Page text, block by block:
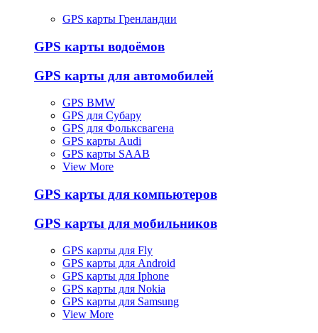
GPS карты Гренландии
GPS карты водоёмов
GPS карты для автомобилей
GPS BMW
GPS для Субару
GPS для Фольксвагена
GPS карты Audi
GPS карты SAAB
View More
GPS карты для компьютеров
GPS карты для мобильников
GPS карты для Fly
GPS карты для Android
GPS карты для Iphone
GPS карты для Nokia
GPS карты для Samsung
View More